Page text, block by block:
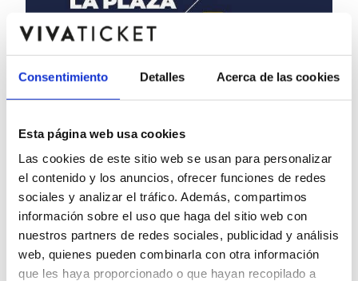
Consentimiento Detalles Acerca de las cookies
Esta página web usa cookies
Las cookies de este sitio web se usan para personalizar
el contenido y los anuncios, ofrecer funciones de redes
sociales y analizar el tráfico. Además, compartimos
información sobre el uso que haga del sitio web con
nuestros partners de redes sociales, publicidad y análisis
web, quienes pueden combinarla con otra información
que les haya proporcionado o que hayan recopilado a
SIENTE LA PLAZA
- Varias Ciudades
Descripción